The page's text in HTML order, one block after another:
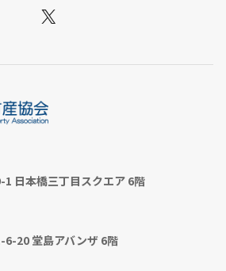
X
日本橋三丁目スクエア 6階
20 堂島アバンザ 6階